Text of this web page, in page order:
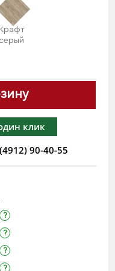
клик
Крафт
серый
90-40-55